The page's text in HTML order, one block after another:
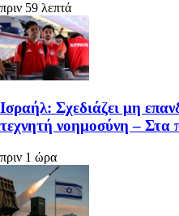
πριν 59 λεπτά
Ισραήλ: Σχεδιάζει μη
τεχνητή νοημοσύνη – Στα
πριν 1 ώρα